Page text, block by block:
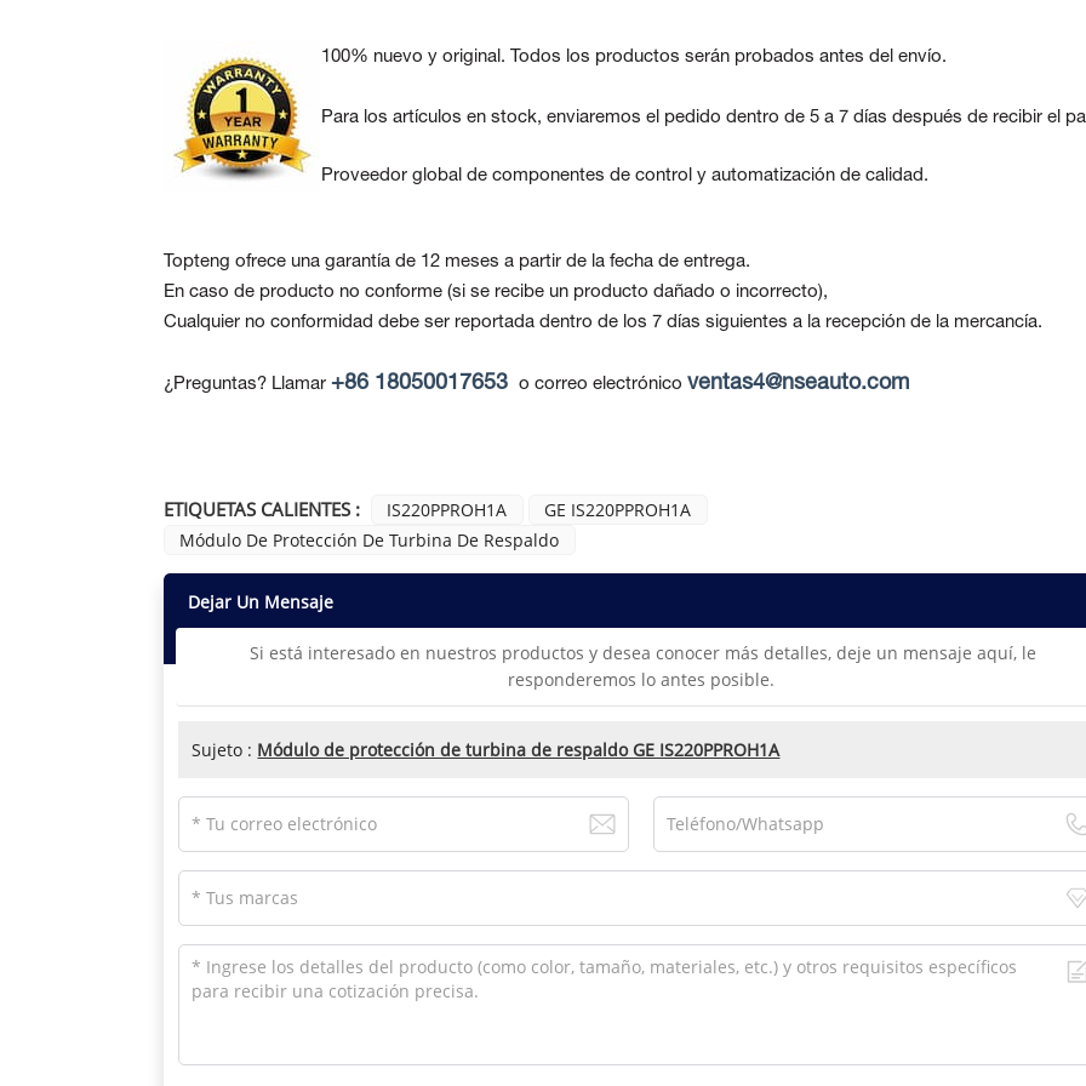
100% nuevo y original. Todos los productos serán probados antes del envío.
Para los artículos en stock, enviaremos el pedido dentro de 5 a 7 días después de recibir el
Proveedor global de componentes de control y automatización de calidad.
Topteng ofrece una garantía de 12 meses a partir de la fecha de entrega.
En caso de producto no conforme (si se recibe un producto dañado o incorrecto),
Cualquier no conformidad debe ser reportada dentro de los 7 días siguientes a la recepción de la mercancía.
¿Preguntas? Llamar +86 18050017653 o correo electrónico ventas4@nseauto.com
ETIQUETAS CALIENTES : IS220PPROH1A
GE IS220PPROH1A
Módulo De Protección De Turbina De Respaldo
Dejar Un Mensaje
Si está interesado en nuestros productos y desea conocer más detalles, deje un mensaje aquí, le
responderemos lo antes posible.
Sujeto : Módulo de protección de turbina de respaldo GE IS220PPROH1A